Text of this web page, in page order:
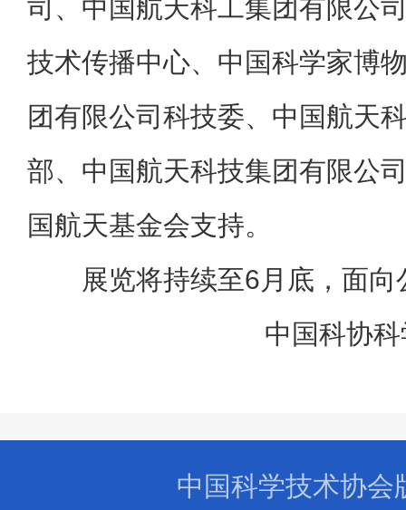
司、中国航天科工集团有限公
技术传播中心、中国科学家博
团有限公司科技委、中国航天
部、中国航天科技集团有限公
国航天基金会支持。
展览将持续至6月底，面向
中国科协
中国科学技术协会